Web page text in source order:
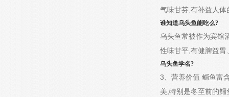
气味甘芬,有补益人
谁知道乌头鱼能吃么?
乌头鱼常被作为宾馆
性味甘平,有健脾益
乌头鱼学名?
3、营养价值 鲻鱼富
美,特别是冬至前的